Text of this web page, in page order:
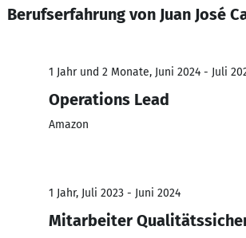
Berufserfahrung von Juan José
1 Jahr und 2 Monate, Juni 2024 - Juli
Operations Lead
Amazon
1 Jahr, Juli 2023 - Juni 2024
Mitarbeiter